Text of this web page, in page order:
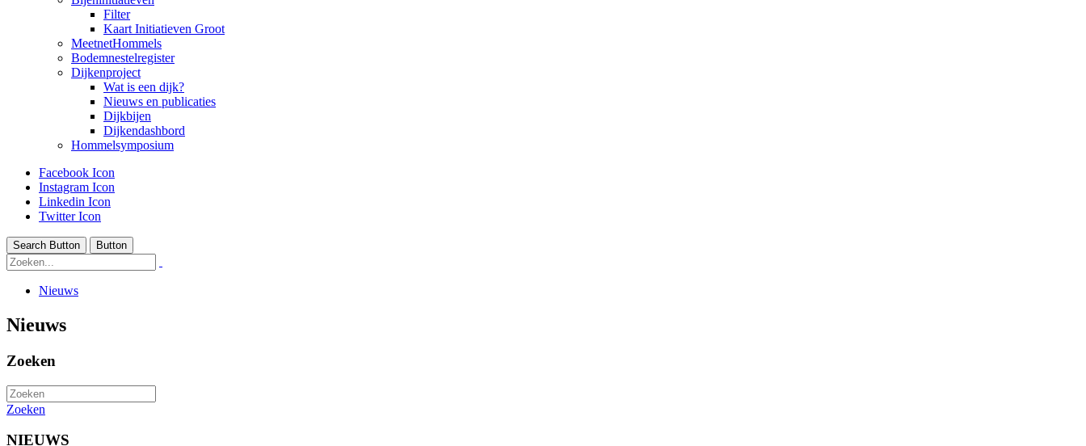
Filter
Kaart Initiatieven Groot
MeetnetHommels
Bodemnestelregister
Dijkenproject
Wat is een dijk?
Nieuws en publicaties
Dijkbijen
Dijkendashbord
Hommelsymposium
Facebook Icon
Instagram Icon
Linkedin Icon
Twitter Icon
Search Button Button
Nieuws
Nieuws
Zoeken
Zoeken
NIEUWS